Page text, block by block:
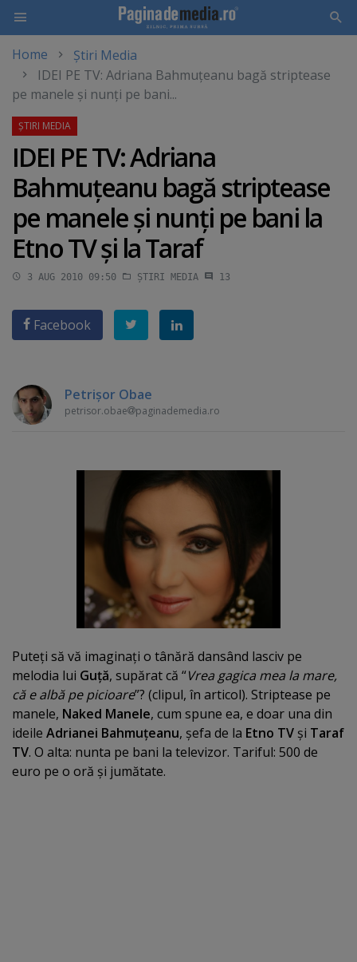
main
content
Home
Știri Media
IDEI PE TV: Adriana Bahmuţeanu bagă striptease
pe manele şi nunţi pe bani...
IDEI PE TV: Adriana
Bahmuţeanu bagă striptease
pe manele şi nunţi pe bani la
Etno TV şi la Taraf
3 AUG 2010 09:50 ȘTIRI MEDIA 13
Facebook
Petrişor Obae
petrisor.obae paginademedia.ro
Puteţi să vă imaginaţi o tânără dansând lasciv pe
melodia lui Guţă, supărat că “Vrea gagica mea la mare,
că e albă pe picioare”? (clipul, în articol). Striptease pe
manele, Naked Manele, cum spune ea, e doar una din
ideile Adrianei Bahmuţeanu, şefa de la Etno TV şi Taraf
TV. O alta: nunta pe bani la televizor. Tariful: 500 de
euro pe o oră şi jumătate.